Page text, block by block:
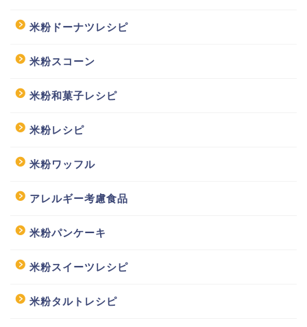
米粉ドーナツレシピ
米粉スコーン
米粉和菓子レシピ
米粉レシピ
米粉ワッフル
アレルギー考慮食品
米粉パンケーキ
米粉スイーツレシピ
米粉タルトレシピ